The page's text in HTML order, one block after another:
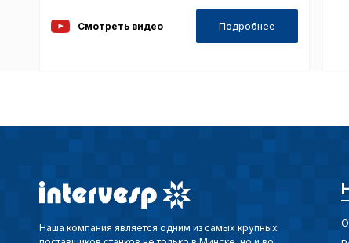
Смотреть видео Подробнее
Наша компания является одним из самых крупных